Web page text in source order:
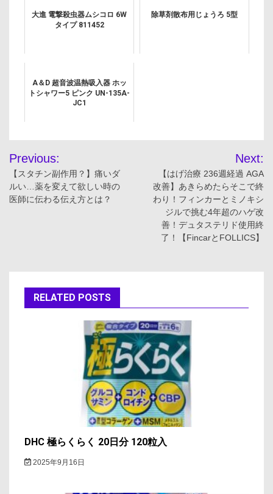
大進 電撃殺虫器ムシコロ 6W
タイプ 811452
除草剤散布用じょうろ 5型
A＆D 超音波温熱吸入器 ホッ
トシャワー5 ピンク UN-135A-
JC1
投
稿
ナ
Previous:
【スタチン副作用？】痛いダ
ルい…薬を変えて欲しい時の
医師に伝わる伝え方とは？
Next:
【はげ治療 236週経過 AGA
改善】あきらめたらそこで終
わり！フィンカーとミノキシ
ジルで挑む4年超のハゲ改
善！デュタステリド使用終
了！【FincarとFOLLICS】
RELATED POSTS
DHC 極らくらく 20日分 120粒入
2025年9月16日